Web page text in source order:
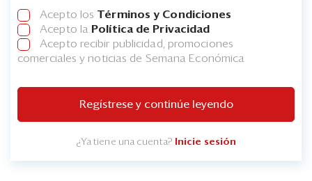
Acepto los Términos y Condiciones
Acepto la Política de Privacidad
Acepto recibir publicidad, promociones
comerciales y noticias de Semana Económica
Regístrese y continúe leyendo
¿Ya tiene una cuenta? Inicie sesión